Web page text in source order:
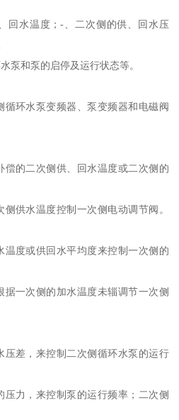
回水温度；-、二次侧的供、回水压
泵和泵的启停及运行状态等。
循环水泵变频器、泵变频器和电磁阀
偿的二次侧供、回水温度或二次侧的
供水温度控制一次侧电动调节阀。
温度或供回水平均度来控制一次侧的
一次侧的加水温度未辎调节一次侧
压差，来控制二次侧循环水泵的运行
力，来控制泵的运行频率；二次侧